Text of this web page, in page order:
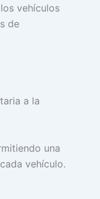
vehículos
de
a la
una
vehículo.